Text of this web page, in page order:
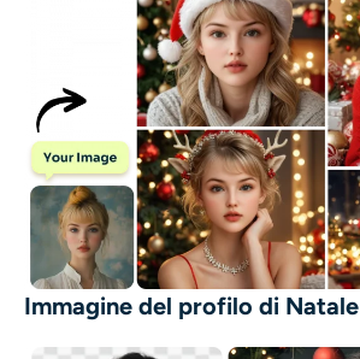
Immagine del profilo di Natale